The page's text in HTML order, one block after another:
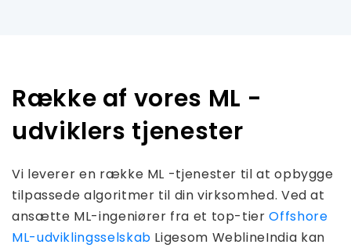
Række af vores ML -
udviklers tjenester
Vi leverer en række ML -tjenester til at opbygge
tilpassede algoritmer til din virksomhed. Ved at
ansætte ML-ingeniører fra et top-tierOffshore
ML-udviklingsselskab Ligesom WeblineIndia kan